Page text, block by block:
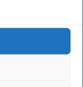
transforme
et durables,